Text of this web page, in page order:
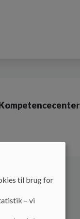
til brug for
– vi